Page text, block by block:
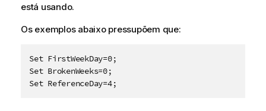
está usando.
Os exemplos abaixo pressupõem que:
Set FirstWeekDay=0;
Set BrokenWeeks=0;
Set ReferenceDay=4;